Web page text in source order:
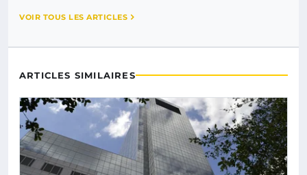
VOIR TOUS LES ARTICLES
ARTICLES SIMILAIRES